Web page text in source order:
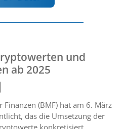
und
ab 2025
(BMF) hat am 6. März
das die Umsetzung der